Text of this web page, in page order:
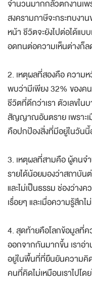
1. เหตุผลแรกคือเรื่องใก
จำนวนมากกลัวตกงานเพ
สงครามภาษีจะกระทบงาน
หน้า ชีวิตจะยังไปต่อได้แบ
2. เหตุผลที่สองคือ ความ
พบว่ามีเพียง 32% ของคน
ชีวิตที่ดีกว่าเรา ตัวเลขใน
สัญญาณอันตราย เพราะเมื่
3. เหตุผลที่สามคือ ผู้คนจำ
รายได้น้อยมองว่าสถาบันต่
และไม่เป็นธรรม ช่องว่างค
4. สุดท้ายคือโลกข้อมูลที่ค
ออกจากกันมากขึ้น เราอ่
อยู่ในพื้นที่ที่ยืนยันความคิด